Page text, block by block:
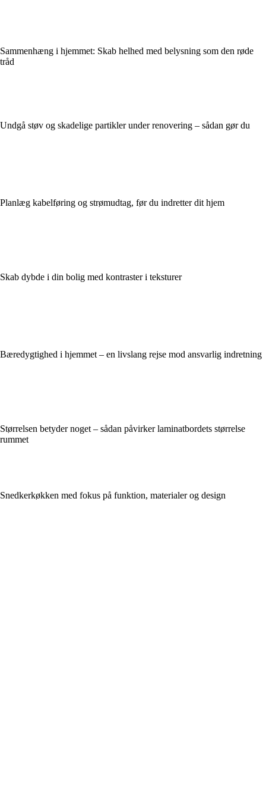
Sammenhæng i hjemmet: Skab helhed med belysning som den røde
tråd
Undgå støv og skadelige partikler under renovering – sådan gør du
Planlæg kabelføring og strømudtag, før du indretter dit hjem
Skab dybde i din bolig med kontraster i teksturer
Bæredygtighed i hjemmet – en livslang rejse mod ansvarlig indretning
Størrelsen betyder noget – sådan påvirker laminatbordets størrelse
rummet
Snedkerkøkken med fokus på funktion, materialer og design